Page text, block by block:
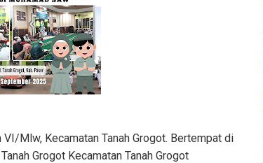
Mlw, Kecamatan Tanah Grogot. Bertempat di
Grogot Kecamatan Tanah Grogot